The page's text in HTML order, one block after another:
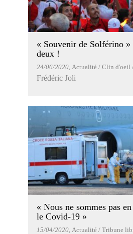
« Souvenir de Solférino
deux !
24/06/2020, Actualité / Clin d'oeil
Frédéric Joli
« Nous ne sommes pas
le Covid-19 »
15/04/2020, Actualité / Tribune